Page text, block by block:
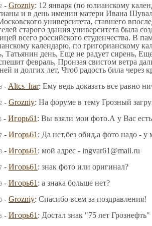
- Grozniy: 12 января (по юлианскому
и в день именин матери Ивана
университета, ставшего
старого здания университета была
всего российского студенчества. В
календарю, по григорианскому
Татьянин день, Еще не радует сирень,
февраль, Пронзая свистом ветра
и долгих лет, Чтоб радость била через
- Altcs_har: Ему ведь доказать все равно
- Grozniy: На форуме в тему Грозный
- Игорь61 : Вы взяли мои фото.А у Вас
- Игорь61 : Да нет,без обид,а фото надо - у
- Игорь61 : мой адрес - ingvar61@mail.ru
- Игорь61 : знак фото или оригинал?
- Игорь61 : а знака больше нет?
- Grozniy: Спасибо всем за поздравления!
- Игорь61 : Достал знак "75 лет Грознефть"